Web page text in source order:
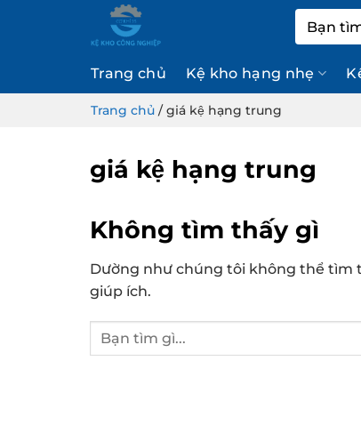
kiếm:
Trang chủ Kệ kho hạng nhẹ
Trang chủ /giá kệ hạng trung
giá kệ hạng trung
Không tìm thấy gì
Dường như chúng tôi không thể tìm
giúp ích.